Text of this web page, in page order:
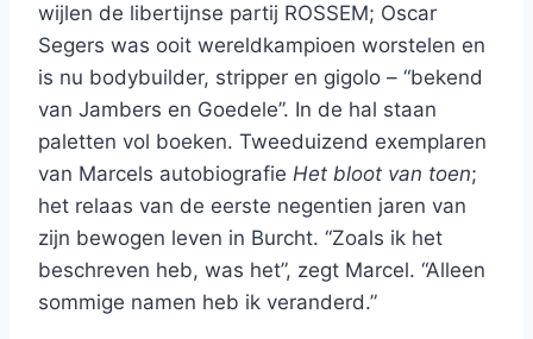
wijlen de libertijnse partij ROSSEM; Oscar
Segers was ooit wereldkampioen worstelen en
is nu bodybuilder, stripper en gigolo – “bekend
van Jambers en Goedele”. In de hal staan
paletten vol boeken. Tweeduizend exemplaren
van Marcels autobiografie Het bloot van toen;
het relaas van de eerste negentien jaren van
zijn bewogen leven in Burcht. “Zoals ik het
beschreven heb, was het”, zegt Marcel. “Alleen
sommige namen heb ik veranderd.”